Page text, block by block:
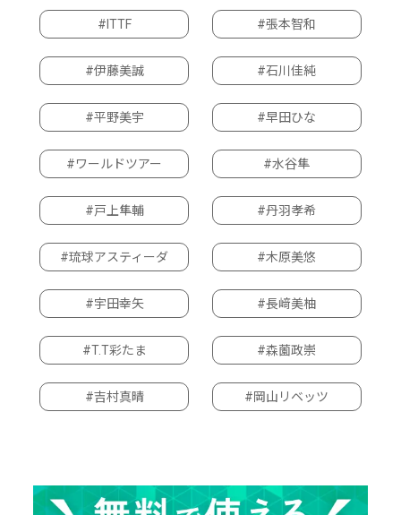
#ITTF #張本智和
#伊藤美誠 #石川佳純
#平野美宇 #早田ひな
#ワールドツアー #水谷隼
#戸上隼輔 #丹羽孝希
#琉球アスティーダ #木原美悠
#宇田幸矢 #長﨑美柚
#T.T彩たま #森薗政崇
#吉村真晴 #岡山リベッツ